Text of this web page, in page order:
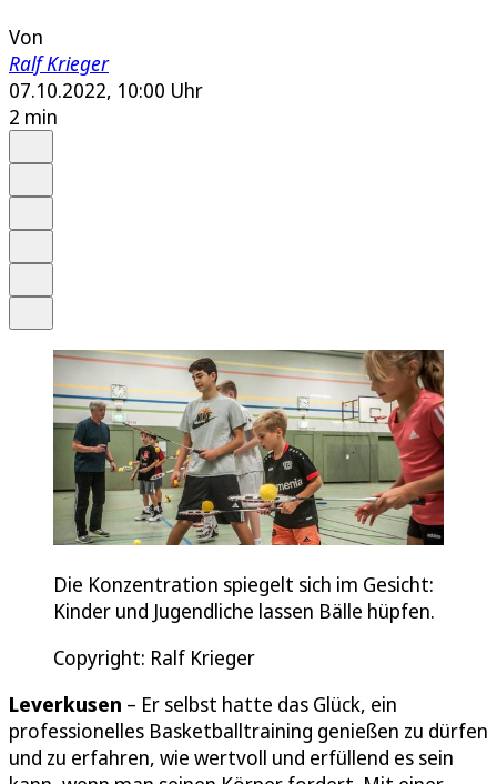
Von
Ralf Krieger
07.10.2022, 10:00 Uhr
2 min
Die Konzentration spiegelt sich im Gesicht:
Kinder und Jugendliche lassen Bälle hüpfen.
Copyright: Ralf Krieger
Leverkusen – Er selbst hatte das Glück, ein
professionelles Basketballtraining genießen zu dürfen
und zu erfahren, wie wertvoll und erfüllend es sein